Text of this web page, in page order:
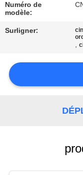
CITATION
Numéro de
modèle:
Surligner:
,